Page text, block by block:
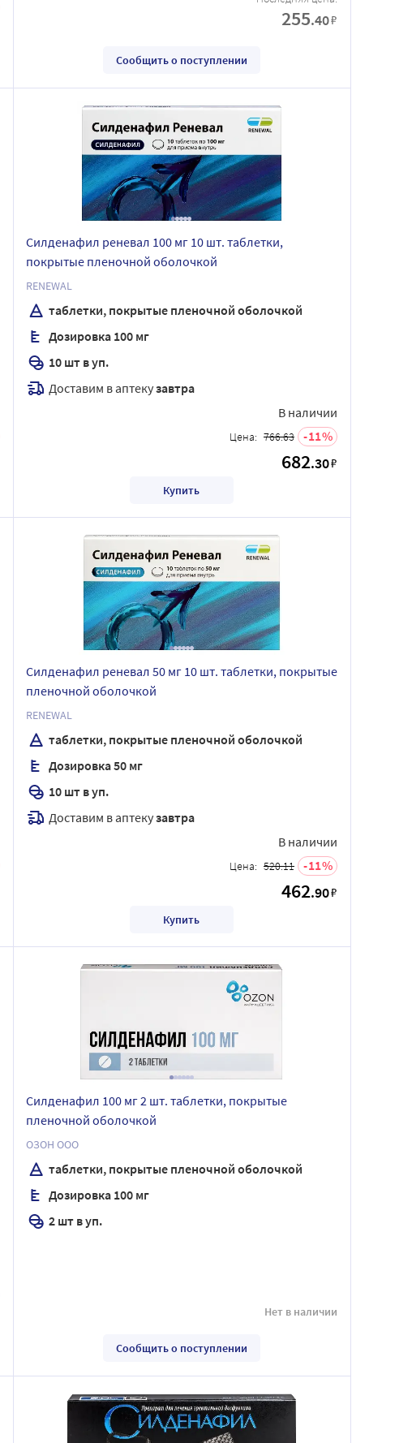
255.40₽
Сообщить о поступлении
Силденафил реневал 100 мг 10 шт. таблетки,
покрытые пленочной оболочкой
RENEWAL
таблетки, покрытые пленочной оболочкой
Дозировка 100 мг
10 шт в уп.
Доставим в аптекузавтра
В наличии
Цена: 766.63 11
682.30₽
Купить
Силденафил реневал 50 мг 10 шт. таблетки, покрытые
пленочной оболочкой
RENEWAL
таблетки, покрытые пленочной оболочкой
Дозировка 50 мг
10 шт в уп.
Доставим в аптекузавтра
В наличии
Цена: 520.11 11
462.90₽
Купить
Силденафил 100 мг 2 шт. таблетки, покрытые
пленочной оболочкой
ОЗОН ООО
таблетки, покрытые пленочной оболочкой
Дозировка 100 мг
2 шт в уп.
Нет в наличии
Сообщить о поступлении